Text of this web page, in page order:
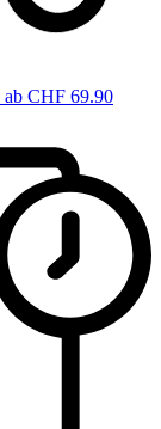
ab CHF 69.90